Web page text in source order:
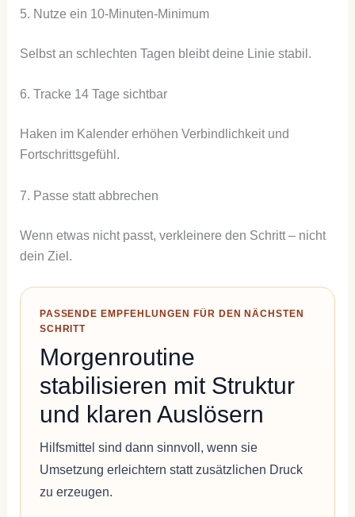
5. Nutze ein 10-Minuten-Minimum
Selbst an schlechten Tagen bleibt deine Linie stabil.
6. Tracke 14 Tage sichtbar
Haken im Kalender erhöhen Verbindlichkeit und
Fortschrittsgefühl.
7. Passe statt abbrechen
Wenn etwas nicht passt, verkleinere den Schritt – nicht
dein Ziel.
PASSENDE EMPFEHLUNGEN FÜR DEN NÄCHSTEN
SCHRITT
Morgenroutine
stabilisieren mit Struktur
und klaren Auslösern
Hilfsmittel sind dann sinnvoll, wenn sie
Umsetzung erleichtern statt zusätzlichen Druck
zu erzeugen.